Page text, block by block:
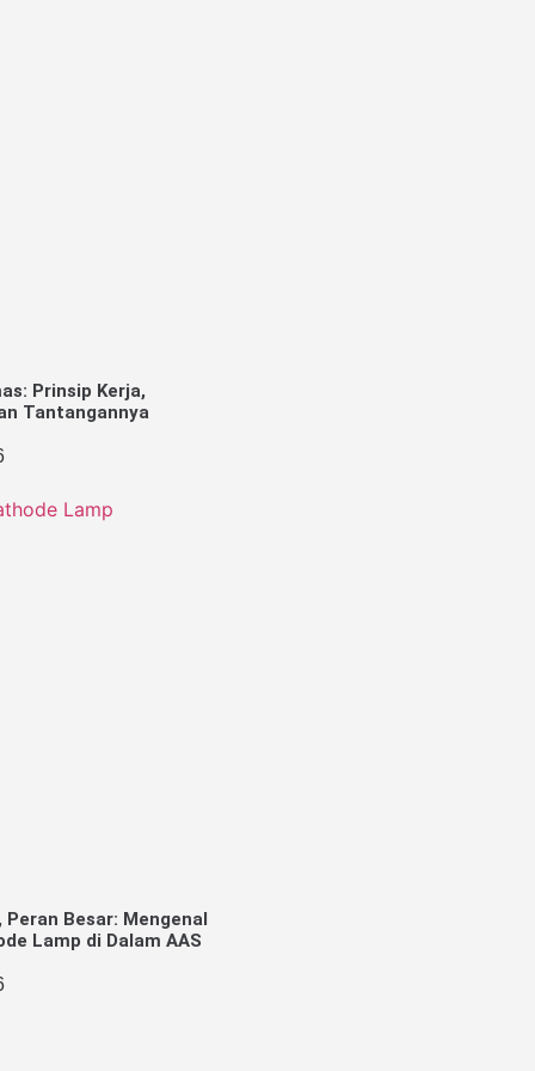
Prinsip Kerja,
Tantangannya
Peran Besar: Mengenal
Lamp di Dalam AAS